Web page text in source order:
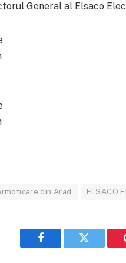
General al Elsaco
din Arad ELSACO
Facebook Twitter